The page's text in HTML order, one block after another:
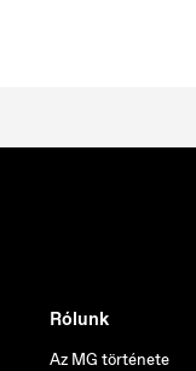
Rólunk
Az MG története